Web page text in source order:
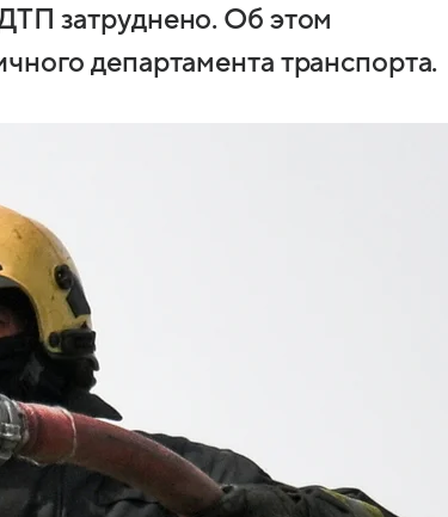
затруднено. Об этом
департамента транспорта.